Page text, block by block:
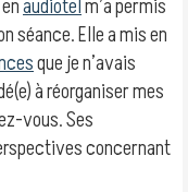
audiotelm’a permis
séance. Elle a mis en
que je n’avais
à réorganiser mes
vous. Ses
concernant